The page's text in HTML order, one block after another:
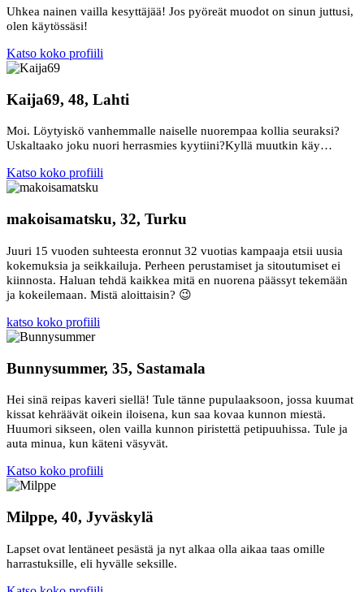
Uhkea nainen vailla kesyttäjää! Jos pyöreät muodot on sinun juttusi,
olen käytössäsi!
Katso koko profiili
Kaija69, 48, Lahti
Moi. Löytyiskö vanhemmalle naiselle nuorempaa kollia seuraksi?
Uskaltaako joku nuori herrasmies kyytiini?Kyllä muutkin käy…
Katso koko profiili
makoisamatsku, 32, Turku
Juuri 15 vuoden suhteesta eronnut 32 vuotias kampaaja etsii uusia
kokemuksia ja seikkailuja. Perheen perustamiset ja sitoutumiset ei
kiinnosta. Haluan tehdä kaikkea mitä en nuorena päässyt tekemään
ja kokeilemaan. Mistä aloittaisin? 😉
katso koko profiili
Bunnysummer, 35, Sastamala
Hei sinä reipas kaveri siellä! Tule tänne pupulaaksoon, jossa kuumat
kissat kehräävät oikein iloisena, kun saa kovaa kunnon miestä.
Huumori sikseen, olen vailla kunnon piristettä petipuuhissa. Tule ja
auta minua, kun käteni väsyvät.
Katso koko profiili
Milppe, 40, Jyväskylä
Lapset ovat lentäneet pesästä ja nyt alkaa olla aikaa taas omille
harrastuksille, eli hyvälle seksille.